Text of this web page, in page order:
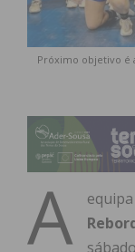
Próximo objetivo é
A